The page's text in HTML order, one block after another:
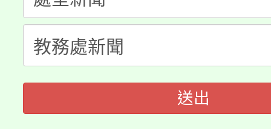
代理(課)教師甄選結果(
轉知中國文化大學推廣
《TA101》溝通分析基
程，歡迎學生輔導中心
心理、諮商輔導、社會
送出